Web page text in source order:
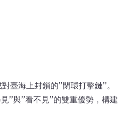
臺海上封鎖的”閉環打擊鏈”。
”與”看不見”的雙重優勢，構建